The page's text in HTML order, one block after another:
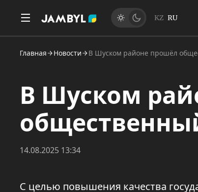
KZ RU
Главная Новости В Шуском районе прошёл
В Шуском
14.08.2025 13:34
С целью повышения качества